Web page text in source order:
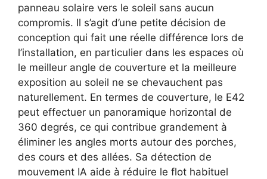
panneau solaire vers le soleil sans aucun
compromis. Il s’agit d’une petite décision de
conception qui fait une réelle différence lors de
l’installation, en particulier dans les espaces où
le meilleur angle de couverture et la meilleure
exposition au soleil ne se chevauchent pas
naturellement. En termes de couverture, le E42
peut effectuer un panoramique horizontal de
360 ​​degrés, ce qui contribue grandement à
éliminer les angles morts autour des porches,
des cours et des allées. Sa détection de
mouvement IA aide à réduire le flot habituel